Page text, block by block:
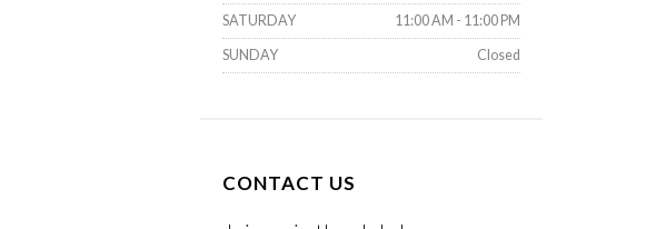
SATURDAY 11:00 AM - 11:00 PM
SUNDAY Closed
CONTACT US